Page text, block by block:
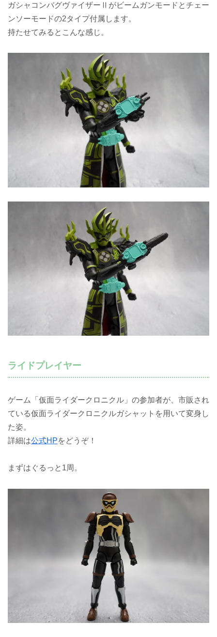
ガシャコンバグヴァイザーⅡがビームガンモードとチェー
ンソーモードの2タイプ付属します。
持たせてみるとこんな感じ。
ライドプレイヤー
ゲーム「仮面ライダークロニクル」の参加者が、市販され
ている仮面ライダークロニクルガシャットを用いて変身し
た姿。
詳細は公式HPをどうぞ！
まずはぐるっと1周。